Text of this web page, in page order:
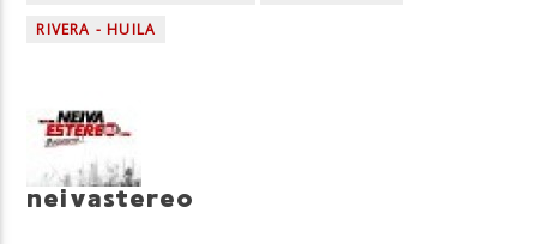
RIVERA - HUILA
neivastereo